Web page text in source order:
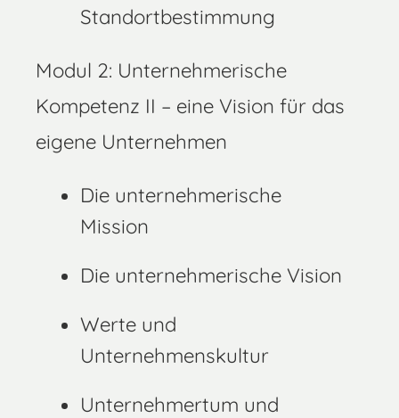
Standortbestimmung
Modul 2: Unternehmerische
Kompetenz II – eine Vision für das
eigene Unternehmen
Die unternehmerische
Mission
Die unternehmerische Vision
Werte und
Unternehmenskultur
Unternehmertum und